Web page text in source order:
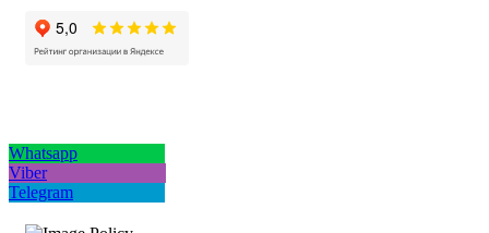
Whatsapp
Viber
Telegram